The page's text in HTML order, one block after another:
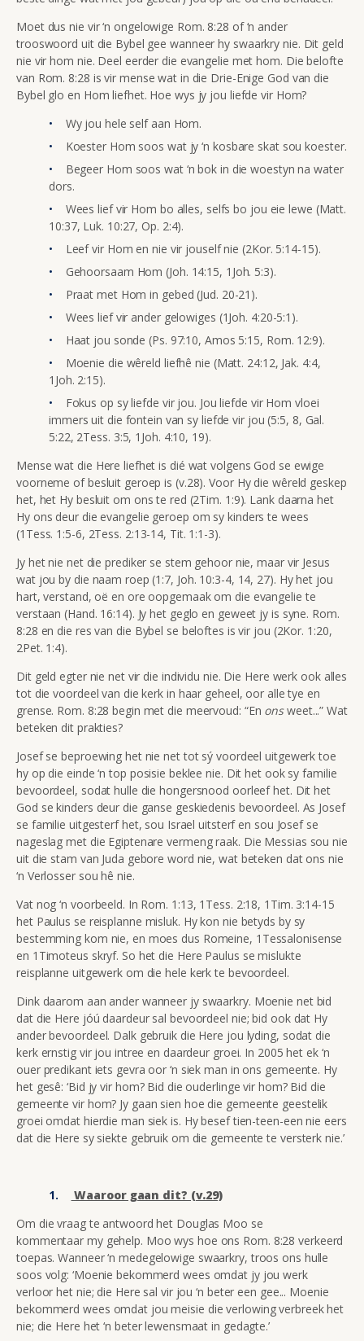
Moet dus nie vir ‘n ongelowige Rom. 8:28 of ‘n ander
trooswoord uit die Bybel gee wanneer hy swaarkry nie. Dit geld
nie vir hom nie. Deel eerder die evangelie met hom. Die belofte
van Rom. 8:28 is vir mense wat in die Drie-Enige God van die
Bybel glo en Hom liefhet. Hoe wys jy jou liefde vir Hom?
Wy jou hele self aan Hom.
Koester Hom soos wat jy ‘n kosbare skat sou koester.
Begeer Hom soos wat ‘n bok in die woestyn na water
dors.
Wees lief vir Hom bo alles, selfs bo jou eie lewe (Matt.
10:37, Luk. 10:27, Op. 2:4).
Leef vir Hom en nie vir jouself nie (2Kor. 5:14-15).
Gehoorsaam Hom (Joh. 14:15, 1Joh. 5:3).
Praat met Hom in gebed (Jud. 20-21).
Wees lief vir ander gelowiges (1Joh. 4:20-5:1).
Haat jou sonde (Ps. 97:10, Amos 5:15, Rom. 12:9).
Moenie die wêreld liefhê nie (Matt. 24:12, Jak. 4:4,
1Joh. 2:15).
Fokus op sy liefde vir jou. Jou liefde vir Hom vloei
immers uit die fontein van sy liefde vir jou (5:5, 8, Gal.
5:22, 2Tess. 3:5, 1Joh. 4:10, 19).
Mense wat die Here liefhet is dié wat volgens God se ewige
voorneme of besluit geroep is (v.28). Voor Hy die wêreld geskep
het, het Hy besluit om ons te red (2Tim. 1:9). Lank daarna het
Hy ons deur die evangelie geroep om sy kinders te wees
(1Tess. 1:5-6, 2Tess. 2:13-14, Tit. 1:1-3).
Jy het nie net die prediker se stem gehoor nie, maar vir Jesus
wat jou by die naam roep (1:7, Joh. 10:3-4, 14, 27). Hy het jou
hart, verstand, oë en ore oopgemaak om die evangelie te
verstaan (Hand. 16:14). Jy het geglo en geweet jy is syne. Rom.
8:28 en die res van die Bybel se beloftes is vir jou (2Kor. 1:20,
2Pet. 1:4).
Dit geld egter nie net vir die individu nie. Die Here werk ook alles
tot die voordeel van die kerk in haar geheel, oor alle tye en
grense. Rom. 8:28 begin met die meervoud: “En onsweet...” Wat
beteken dit prakties?
Josef se beproewing het nie net tot sý voordeel uitgewerk toe
hy op die einde ‘n top posisie beklee nie. Dit het ook sy familie
bevoordeel, sodat hulle die hongersnood oorleef het. Dit het
God se kinders deur die ganse geskiedenis bevoordeel. As Josef
se familie uitgesterf het, sou Israel uitsterf en sou Josef se
nageslag met die Egiptenare vermeng raak. Die Messias sou nie
uit die stam van Juda gebore word nie, wat beteken dat ons nie
‘n Verlosser sou hê nie.
Vat nog ‘n voorbeeld. In Rom. 1:13, 1Tess. 2:18, 1Tim. 3:14-15
het Paulus se reisplanne misluk. Hy kon nie betyds by sy
bestemming kom nie, en moes dus Romeine, 1Tessalonisense
en 1Timoteus skryf. So het die Here Paulus se mislukte
reisplanne uitgewerk om die hele kerk te bevoordeel.
Dink daarom aan ander wanneer jy swaarkry. Moenie net bid
dat die Here jóú daardeur sal bevoordeel nie; bid ook dat Hy
ander bevoordeel. Dalk gebruik die Here jou lyding, sodat die
kerk ernstig vir jou intree en daardeur groei. In 2005 het ek ‘n
ouer predikant iets gevra oor ‘n siek man in ons gemeente. Hy
het gesê: ‘Bid jy vir hom? Bid die ouderlinge vir hom? Bid die
gemeente vir hom? Jy gaan sien hoe die gemeente geestelik
groei omdat hierdie man siek is. Hy besef tien-teen-een nie eers
dat die Here sy siekte gebruik om die gemeente te versterk nie.’
Waaroor gaan dit? (v.29)
Om die vraag te antwoord het Douglas Moo se
kommentaar my gehelp. Moo wys hoe ons Rom. 8:28 verkeerd
toepas. Wanneer ‘n medegelowige swaarkry, troos ons hulle
soos volg: ‘Moenie bekommerd wees omdat jy jou werk
verloor het nie; die Here sal vir jou ‘n beter een gee... Moenie
bekommerd wees omdat jou meisie die verlowing verbreek het
nie; die Here het ‘n beter lewensmaat in gedagte.’